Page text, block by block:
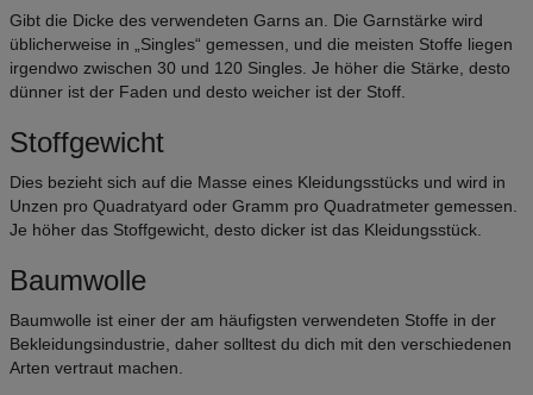
Gibt die Dicke des verwendeten Garns an. Die Garnstärke wird
üblicherweise in „Singles“ gemessen, und die meisten Stoffe liegen
irgendwo zwischen 30 und 120 Singles. Je höher die Stärke, desto
dünner ist der Faden und desto weicher ist der Stoff.
Stoffgewicht
Dies bezieht sich auf die Masse eines Kleidungsstücks und wird in
Unzen pro Quadratyard oder Gramm pro Quadratmeter gemessen.
Je höher das Stoffgewicht, desto dicker ist das Kleidungsstück.
Baumwolle
Baumwolle ist einer der am häufigsten verwendeten Stoffe in der
Bekleidungsindustrie, daher solltest du dich mit den verschiedenen
Arten vertraut machen.